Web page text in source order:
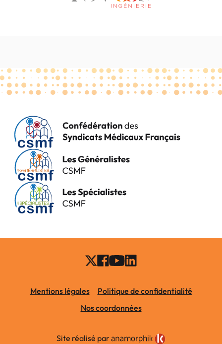
Mentions légales
Politique de confidentialité
Nos coordonnées
Site réalisé par